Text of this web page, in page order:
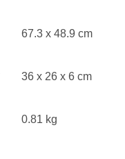
67.3 x 48.9 cm
36 x 26 x 6 cm
0.81 kg